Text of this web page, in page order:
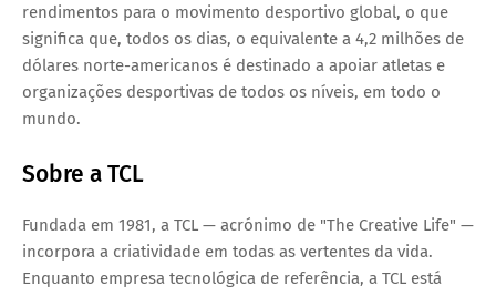
rendimentos para o movimento desportivo global, o que
significa que, todos os dias, o equivalente a 4,2 milhões de
dólares norte-americanos é destinado a apoiar atletas e
organizações desportivas de todos os níveis, em todo o
mundo.
Sobre a TCL
Fundada em 1981, a TCL — acrónimo de "The Creative Life" —
incorpora a criatividade em todas as vertentes da vida.
Enquanto empresa tecnológica de referência, a TCL está